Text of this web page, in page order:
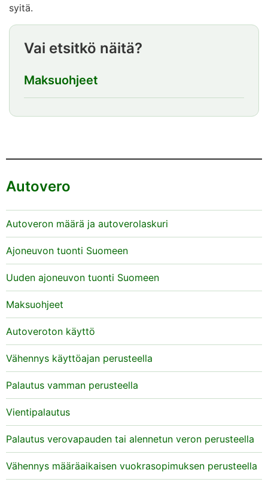
syitä.
Vai etsitkö näitä?
Maksuohjeet
Autovero
Autoveron määrä ja autoverolaskuri
Ajoneuvon tuonti Suomeen
Uuden ajoneuvon tuonti Suomeen
Maksuohjeet
Autoveroton käyttö
Vähennys käyttöajan perusteella
Palautus vamman perusteella
Vientipalautus
Palautus verovapauden tai alennetun veron perusteella
Vähennys määräaikaisen vuokrasopimuksen perusteella